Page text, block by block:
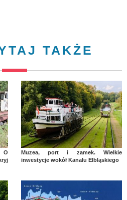
TAKŻE
O
Muzea, port i zamek. Wielkie
inwestycje wokół Kanału Elbląskiego